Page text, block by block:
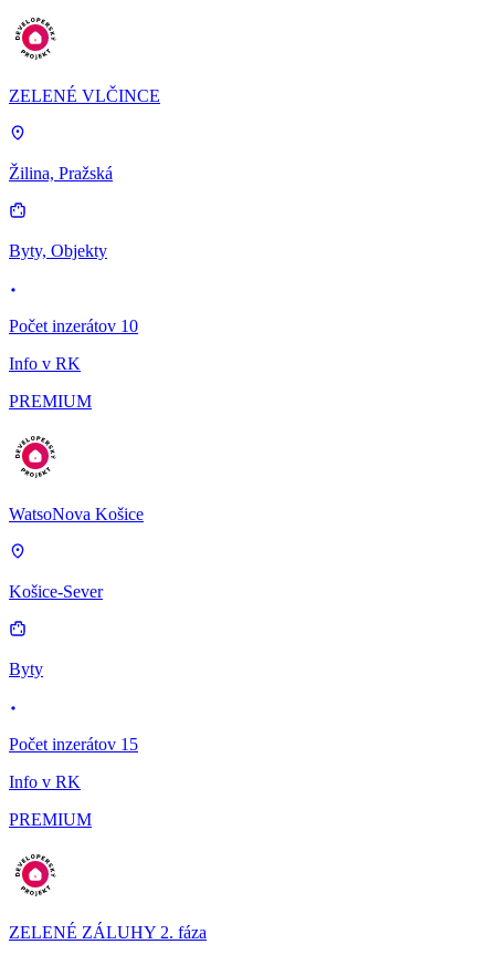
ZELENÉ VLČINCE
Žilina, Pražská
Byty, Objekty
Počet inzerátov 10
Info v RK
PREMIUM
WatsoNova Košice
Košice-Sever
Byty
Počet inzerátov 15
Info v RK
PREMIUM
ZELENÉ ZÁLUHY 2. fáza